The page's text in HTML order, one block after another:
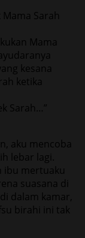
Sarah
Mama
kesana
ketika
Sarah…”
aku mencoba
lebar lagi.
ibu mertuaku
suasana di
dalam kamar,
birahi ini tak